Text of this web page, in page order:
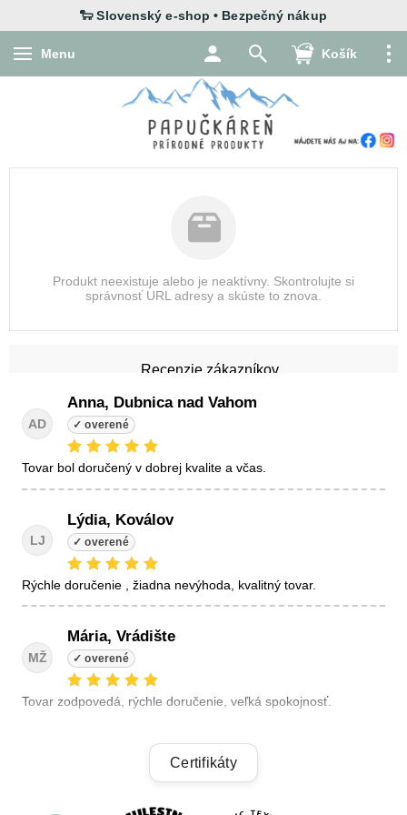
Menu Košík
Recenzie zákazníkov
AD
Anna, Dubnica nad Vahom
tovar bol doručený v dobrej kvalite a včas.
LJ
Lýdia, Koválov
Rýchle doručenie , žiadna nevýhoda, kvalitný tovar.
MŽ
Mária, Vrádište
Tovar zodpovedá, rýchle doručenie, veľká spokojnosť.
Linda, Veľký Krtíš
Certifikáty
Produkt neexistuje alebo je neaktívny. Skontrolujte si
správnosť URL adresy a skúste to znova.